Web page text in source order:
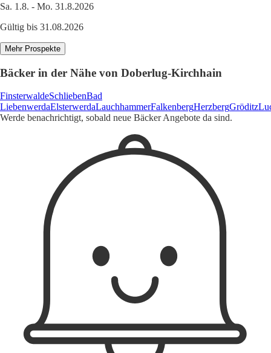
Sa. 1.8. - Mo. 31.8.2026
Gültig bis 31.08.2026
Mehr Prospekte
Bäcker in der Nähe von Doberlug-Kirchhain
FinsterwaldeSchliebenBad
LiebenwerdaElsterwerdaLauchhammerFalkenbergHerzbergGröditz
Werde benachrichtigt, sobald neue Bäcker Angebote da sind.